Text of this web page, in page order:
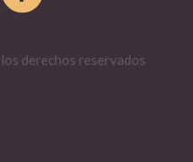
derechos reservados